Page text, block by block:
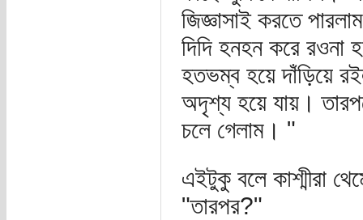
জিজ্ঞাসাই করতে
দিদি হনহন করে রওনা
হতভম্ব হয়ে দাঁড়িয়ে
অদৃশ্য হয়ে যায়।
চলে গেলাম। "
এইটুকু বলে কাশ্মীরা
"তারপর?"